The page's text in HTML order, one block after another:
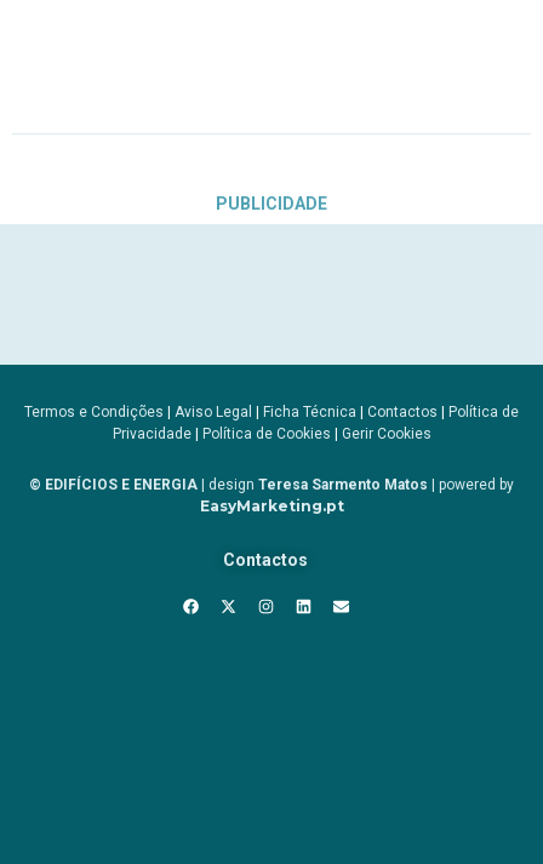
PUBLICIDADE
Termos e Condições | Aviso Legal | Ficha Técnica | Contactos | Política de
Privacidade| Política de Cookies | Gerir Cookies
© EDIFÍCIOS E ENERGIA | design Teresa Sarmento Matos | powered by
EasyMarketing.pt
Contactos